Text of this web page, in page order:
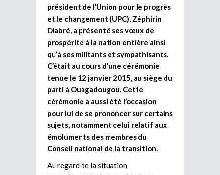
président de l’Union pour le progrès
et le changement (UPC), Zéphirin
Diabré, a présenté ses vœux de
prospérité à la nation entière ainsi
qu’à ses militants et sympathisants.
C’était au cours d’une cérémonie
tenue le 12 janvier 2015, au siège du
parti à Ouagadougou. Cette
cérémonie a aussi été l’occasion
pour lui de se prononcer sur certains
sujets, notamment celui relatif aux
émoluments des membres du
Conseil national de la transition.
Au regard de la situation